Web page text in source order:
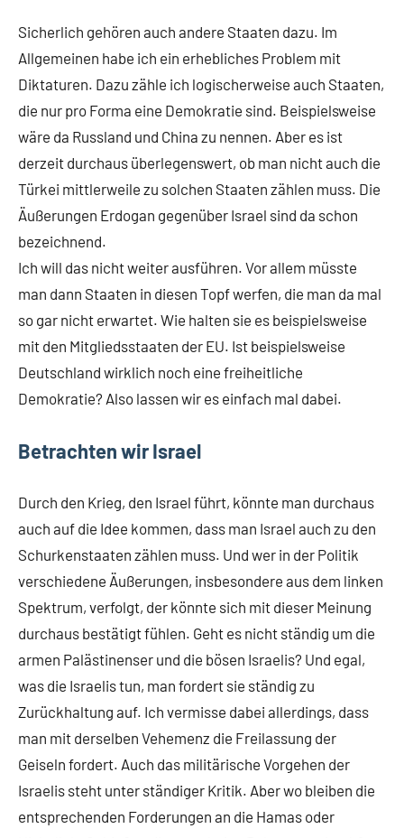
Sicherlich gehören auch andere Staaten dazu. Im
Allgemeinen habe ich ein erhebliches Problem mit
Diktaturen. Dazu zähle ich logischerweise auch Staaten,
die nur pro Forma eine Demokratie sind. Beispielsweise
wäre da Russland und China zu nennen. Aber es ist
derzeit durchaus überlegenswert, ob man nicht auch die
Türkei mittlerweile zu solchen Staaten zählen muss. Die
Äußerungen Erdogan gegenüber Israel sind da schon
bezeichnend.
Ich will das nicht weiter ausführen. Vor allem müsste
man dann Staaten in diesen Topf werfen, die man da mal
so gar nicht erwartet. Wie halten sie es beispielsweise
mit den Mitgliedsstaaten der EU. Ist beispielsweise
Deutschland wirklich noch eine freiheitliche
Demokratie? Also lassen wir es einfach mal dabei.
Betrachten wir Israel
Durch den Krieg, den Israel führt, könnte man durchaus
auch auf die Idee kommen, dass man Israel auch zu den
Schurkenstaaten zählen muss. Und wer in der Politik
verschiedene Äußerungen, insbesondere aus dem linken
Spektrum, verfolgt, der könnte sich mit dieser Meinung
durchaus bestätigt fühlen. Geht es nicht ständig um die
armen Palästinenser und die bösen Israelis? Und egal,
was die Israelis tun, man fordert sie ständig zu
Zurückhaltung auf. Ich vermisse dabei allerdings, dass
man mit derselben Vehemenz die Freilassung der
Geiseln fordert. Auch das militärische Vorgehen der
Israelis steht unter ständiger Kritik. Aber wo bleiben die
entsprechenden Forderungen an die Hamas oder